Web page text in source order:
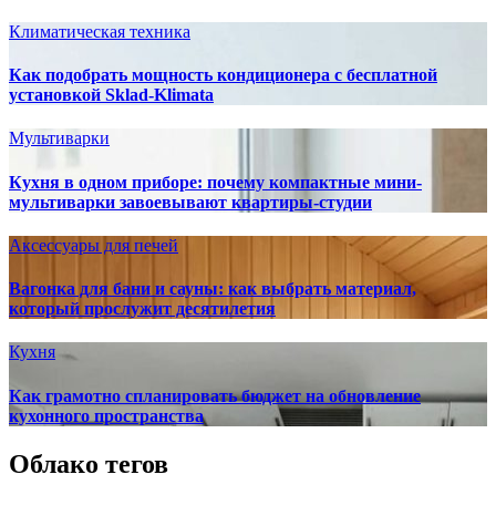
Климатическая техника
Как подобрать мощность кондиционера с бесплатной
установкой Sklad-Klimata
Мультиварки
Кухня в одном приборе: почему компактные мини-
мультиварки завоевывают квартиры-студии
Аксессуары для печей
Вагонка для бани и сауны: как выбрать материал,
который прослужит десятилетия
Кухня
Как грамотно спланировать бюджет на обновление
кухонного пространства
Облако тегов